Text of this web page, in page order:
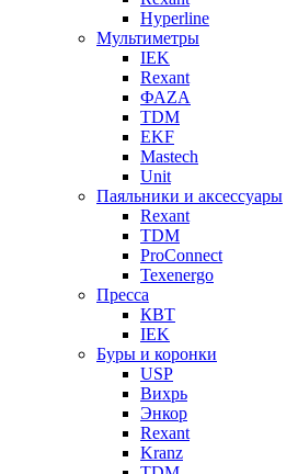
Hyperline
Мультиметры
IEK
Rexant
ФАZА
TDM
EKF
Mastech
Unit
Паяльники и аксессуары
Rexant
TDM
ProConnect
Texenergo
Пресса
КВТ
IEK
Буры и коронки
USP
Вихрь
Энкор
Rexant
Kranz